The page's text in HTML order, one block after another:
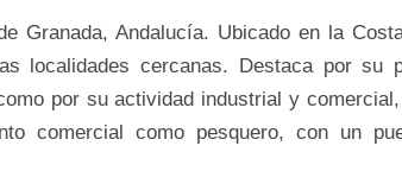
Granada, Andalucía. Ubicado en la
localidades cercanas. Destaca por su
por su actividad industrial y
comercial como pesquero, con un